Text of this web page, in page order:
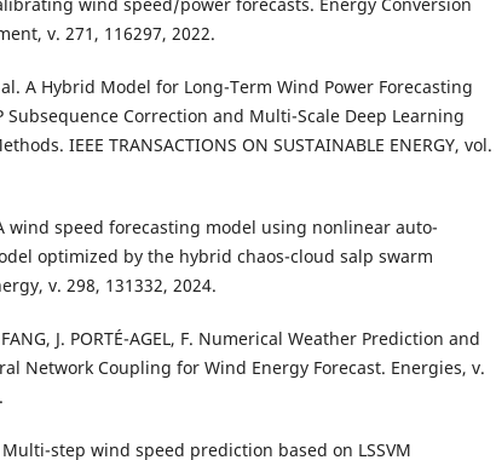
v. 271, 116297, 2022.
al. A Hybrid Model for Long-Term Wind Power Forecasting
Subsequence Correction and Multi-Scale Deep Learning
IEEE TRANSACTIONS ON SUSTAINABLE ENERGY, vol.
A wind speed forecasting model using nonlinear auto-
optimized by the hybrid chaos-cloud salp swarm
v. 298, 131332, 2024.
J. PORTÉ-AGEL, F. Numerical Weather Prediction and
Network Coupling for Wind Energy Forecast. Energies, v.
Multi-step wind speed prediction based on LSSVM